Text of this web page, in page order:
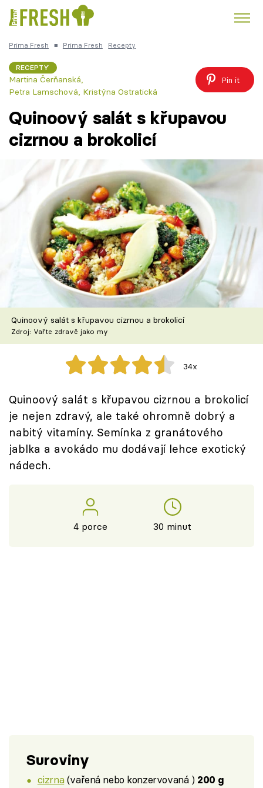
Česká kuchyně
Témata
Recepty
Články
TV Program
Škola vaření
Recepty z TV
Speciál: Cuketa
Těhotnej kuchař
Přihlášení
Sledujte nás
Prima Fresh ■ Prima Fresh Recepty
RECEPTY
Martina Čerňanská,
Petra Lamschová, Kristýna Ostratická
Pin it
Quinoový salát s křupavou
cizrnou a brokolicí
Quinoový salát s křupavou cizrnou a brokolicí
Zdroj: Vařte zdravě jako my
34x
Quinoový salát s křupavou cizrnou a brokolicí
je nejen zdravý, ale také ohromně dobrý a
nabitý vitamíny. Semínka z granátového
jablka a avokádo mu dodávají lehce exotický
nádech.
4 porce 30 minut
Suroviny
cizrna(vařená nebo konzervovaná ) 200 g